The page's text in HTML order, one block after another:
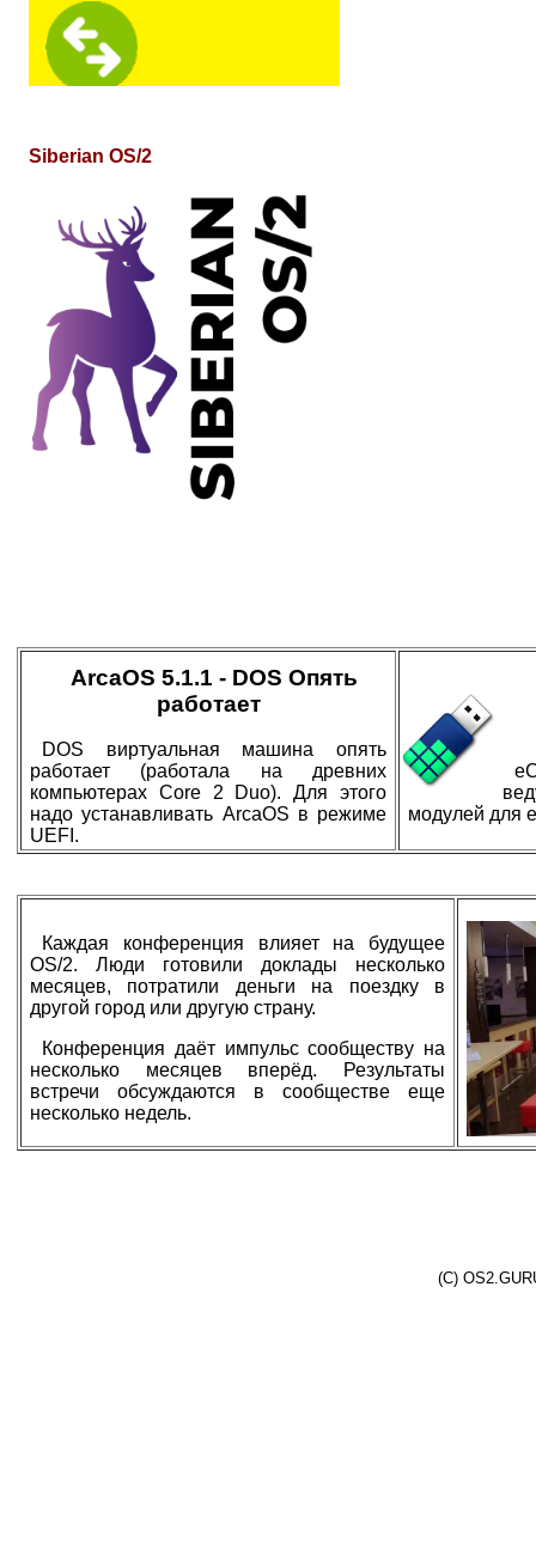
Siberian OS/2
ArcaOS 5.1.1 - DOS Опять
работает
DOS виртуальная машина опять
работает (работала на древних
компьютерах Core 2 Duo). Для этого
надо устанавливать ArcaOS в режиме
UEFI.
модулей для
Каждая конференция влияет на будущее
OS/2. Люди готовили доклады несколько
месяцев, потратили деньги на поездку в
другой город или другую страну.
Конференция даёт импульс сообществу на
несколько месяцев вперёд. Результаты
встречи обсуждаются в сообществе еще
несколько недель.
(C)